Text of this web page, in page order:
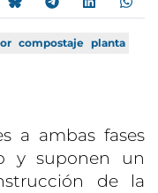
compostaje planta
a ambas fases
y suponen un
de la